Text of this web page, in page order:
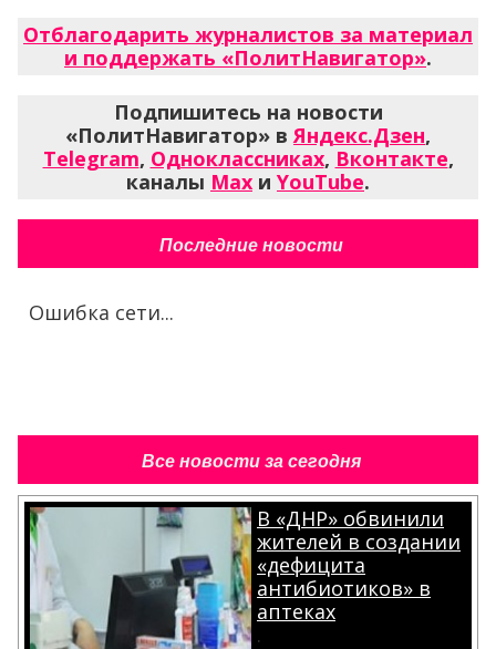
Отблагодарить журналистов за материал
и поддержать «ПолитНавигатор».
Подпишитесь на новости
«ПолитНавигатор» в Яндекс.Дзен,
Telegram, Одноклассниках, Вконтакте,
каналы Max и YouTube.
Последние новости
Ошибка сети...
Все новости за сегодня
В «ДНР» обвинили
жителей в создании
«дефицита
антибиотиков» в
аптеках
.